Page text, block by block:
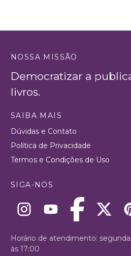
NOSSA MISSÃO
Democratizar a
livros.
SAIBA MAIS
Dúvidas e Contato
Política de Privacidade
Termos e Condições de Uso
SIGA-NOS
Horário de atendimento:
às 17:00